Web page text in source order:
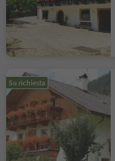
Su richiesta